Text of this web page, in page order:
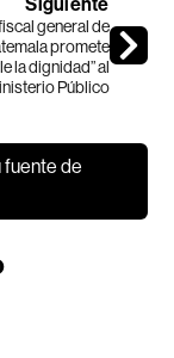
Siguiente
general de
promete
la dignidad” al
Público
fuente de